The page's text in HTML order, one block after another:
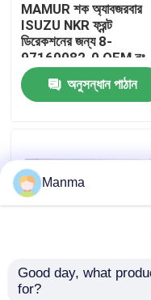
মান নিয়ন্ত্রণ
যোগাযোগ করুন
ট্রাক অটো পার্ট
ইসুজু ইঞ্জিন যন্ত্রাংশ
MAMUR শক অ্যাবজরবার
ISUZU NKR ফ্রন্ট
ডিরেকশনের জন্য 8-
97160082-0 OEM নং
ISUZU চ্যাসিস পার্টস
অনুসন্ধান পাঠান
কম রক্ষণাবেক্ষণ নকশা সহ
Manma
Good day, what
for?